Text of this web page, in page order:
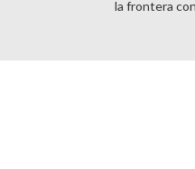
la frontera